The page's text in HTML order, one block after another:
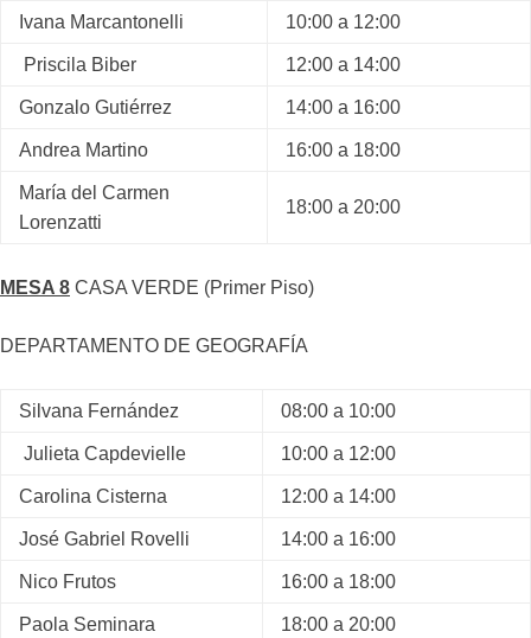
Ivana Marcantonelli 10:00 a 12:00
Priscila Biber 12:00 a 14:00
Gonzalo Gutiérrez 14:00 a 16:00
Andrea Martino 16:00 a 18:00
María del Carmen
Lorenzatti
18:00 a 20:00
MESA 8 CASA VERDE (Primer Piso)
DEPARTAMENTO DE GEOGRAFÍA
Silvana Fernández 08:00 a 10:00
Julieta Capdevielle 10:00 a 12:00
Carolina Cisterna 12:00 a 14:00
José Gabriel Rovelli 14:00 a 16:00
Nico Frutos 16:00 a 18:00
Paola Seminara 18:00 a 20:00